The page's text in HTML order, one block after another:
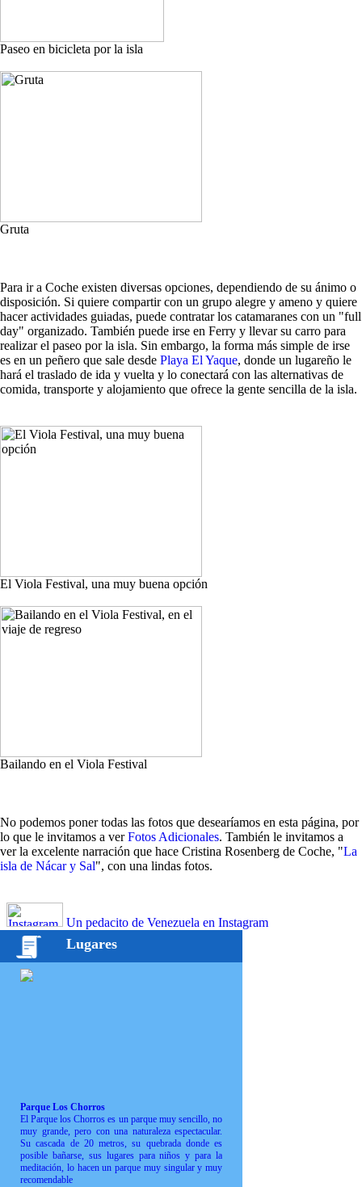
Paseo en bicicleta por la isla
Gruta
Para ir a Coche existen diversas opciones, dependiendo de su ánimo o
disposición. Si quiere compartir con un grupo alegre y ameno y quiere
hacer actividades guiadas, puede contratar los catamaranes con un "full
day" organizado. También puede irse en Ferry y llevar su carro para
realizar el paseo por la isla. Sin embargo, la forma más simple de irse
es en un peñero que sale desde Playa El Yaque, donde un lugareño le
hará el traslado de ida y vuelta y lo conectará con las alternativas de
comida, transporte y alojamiento que ofrece la gente sencilla de la isla.
El Viola Festival, una muy buena opción
Bailando en el Viola Festival
No podemos poner todas las fotos que desearíamos en esta página, por
lo que le invitamos a verFotos Adicionales. También le invitamos a
ver la excelente narración que hace Cristina Rosenberg de Coche, "La
isla de Nácar y Sal", con una lindas fotos.
Un pedacito de Venezuela en Instagram
Lugares
Parque Los Chorros
El Parque los Chorros es un parque muy sencillo, no
muy grande, pero con una naturaleza espectacular.
Su cascada de 20 metros, su quebrada donde es
posible bañarse, sus lugares para niños y para la
meditación, lo hacen un parque muy singular y muy
recomendable